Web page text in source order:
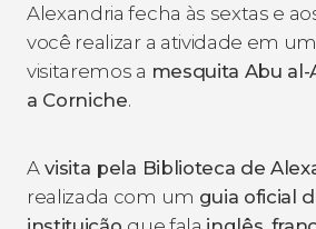
Alexandria fecha às sextas e
você realizar a atividade em
visitaremos a mesquita Abu al-
a Corniche.
Avisita pela Biblioteca de
realizada com um guia oficial